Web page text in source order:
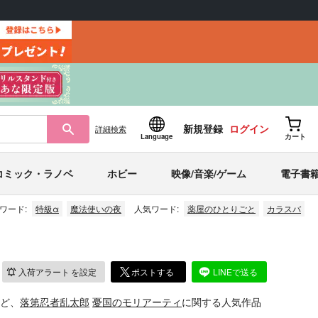
詳細検索
Language
新規登録 ログイン
カート
ミック・ラノベ ホビー 映像/音楽/ゲーム 電子書
ード: 特級α 魔法使いの夜 人気ワード: 薬屋のひとりごと カラスバ
入荷アラート を設定 ポストする LINEで送る
、 落第忍者乱太郎 憂国のモリアーティ に関する人気作品